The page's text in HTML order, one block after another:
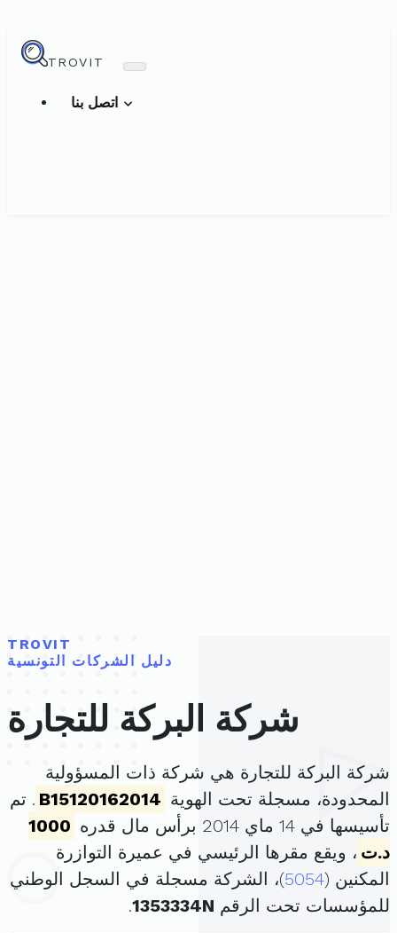
TROVIT
TROVIT
دليل الشركات التونسية
شركة البركة للتجارة
شركة البركة للتجارة هي شركة ذات المسؤولية
المحدودة، مسجلة تحت الهوية B15120162014 . تم
تأسيسها في 14 ماي 2014 برأس مال قدره
1000
د.ت ، ويقع مقرها الرئيسي في عميرة التوازرة
المكنين (5054)، الشركة مسجلة في السجل الوطني
للمؤسسات تحت الرقم 1353334N
.